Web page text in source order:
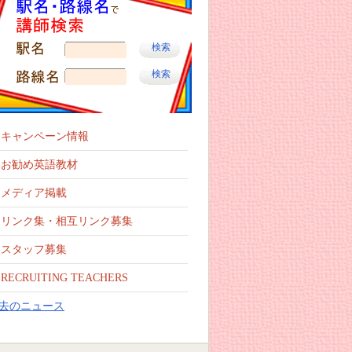
英会話学習法、必ず上達できます！
キャンペーン情報
お勧め英語教材
メディア掲載
リンク集・相互リンク募集
スタッフ募集
RECRUITING TEACHERS
のニュース